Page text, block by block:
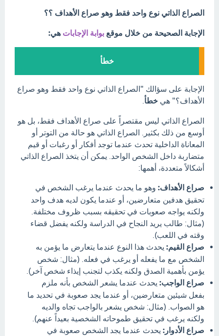
الصراع الذاتي نوع واحد فقط وهو صراع الأهداف ؟؟
الإجابة الصحيحة من خلال موقع بوابة الإجابات هي:
خطأ
الإجابة على سؤالك "الصراع الذاتي نوع واحد فقط وهو صراع
الأهداف؟" هي خطأ
الصراع الذاتي ليس مقتصراً على صراع الأهداف فقط، بل هو
أوسع من ذلك بكثير. الصراع الذاتي هو حالة من التوتر أو
المعاناة الداخلية تحدث عندما توجد أفكار أو رغبات أو قيم
متضاربة داخل الشخص الواحد. يمكن أن يتخذ الصراع الذاتي
أشكالاً متعددة، أهمها:
صراع الأهداف: وهو ما يحدث عندما يرغب الشخص في
تحقيق هدفين متعارضين، أو عندما يكون لديه هدف واحد
ولكنه يواجه صعوبات في تحقيقه بسبب ظروف مختلفة.
(مثال: طالب يريد النجاح في الدراسة ولكنه يفضل قضاء
وقته في اللعب).
صراع القيم: يحدث هذا النوع عندما يتعارض ما يؤمن به
الشخص مع ما يفعله أو يرغب في فعله. (مثال: شخص
يؤمن بأهمية الصدق ولكنه يكذب لتجنب إيذاء شخص آخر).
صراع الواجب: يحدث عندما يشعر الشخص بأنه ملزم
بفعل شيئين متعارضين، أو عندما يجد صعوبة في تحديد ما
هو الصواب. (مثال: شخص يشعر بالواجب تجاه والديه
ولكنه يرغب في تحقيق طموحاته الشخصية بعيداً عنهم).
صراع الأدوار: يحدث عندما يجد الشخص صعوبة في